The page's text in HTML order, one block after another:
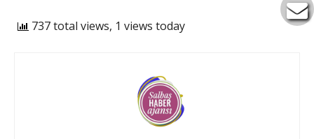
737 total views, 1 views today